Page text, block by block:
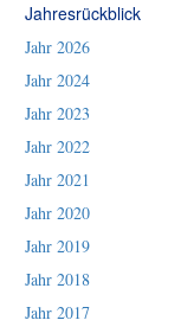
Jahresrückblick
Jahr 2026
Jahr 2024
Jahr 2023
Jahr 2022
Jahr 2021
Jahr 2020
Jahr 2019
Jahr 2018
Jahr 2017